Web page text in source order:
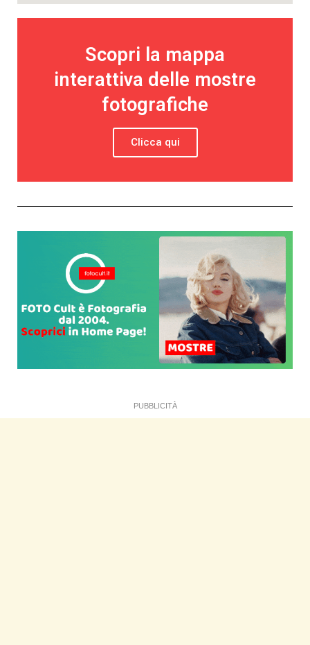
Scopri la mappa
interattiva delle mostre
fotografiche
Clicca qui
PUBBLICITÀ